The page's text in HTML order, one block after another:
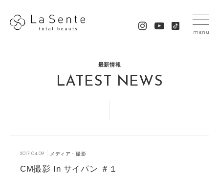
menu
最新情報
LATEST NEWS
2017.04.09 メディア・撮影
CM撮影 In サイパン ＃１